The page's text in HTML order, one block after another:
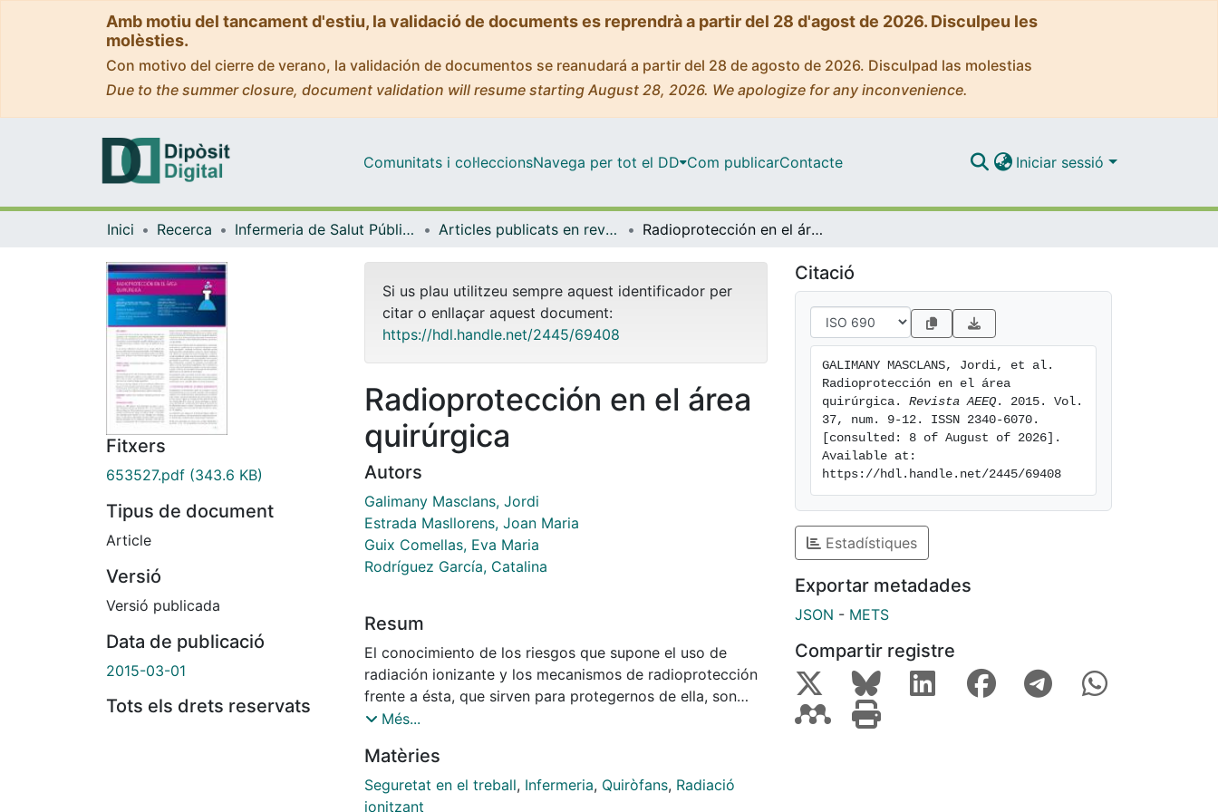
Amb motiu del tancament d'estiu, la validació de documents es reprendrà a partir del 28 d'agost de 2026. Disculpeu les
molèsties.
Con motivo del cierre de verano, la validación de documentos se reanudará a partir del 28 de agosto de 2026. Disculpad las molestias
Due to the summer closure, document validation will resume starting August 28, 2026. We apologize for any inconvenience.
Comunitats i col·leccionsNavega per tot el DD Com publicarContacte Iniciar sessió
Inici Recerca Infermeria de Salut Pública, Salut Mental i Maternoinfantil Articles publicats en revistes (Infermeria de Salut Pública, Salut mental i Maternoinfantil) Radioprotección en el área quirúrgica
Fitxers
653527.pdf (343.6 KB)
Tipus de document
Article
Versió
Versió publicada
Data de publicació
2015-03-01
Tots els drets reservats
Si us plau utilitzeu sempre aquest identificador per
citar o enllaçar aquest document:
https://hdl.handle.net/2445/69408
Radioprotección en el área
quirúrgica
Autors
Galimany Masclans, Jordi
Estrada Masllorens, Joan Maria
Guix Comellas, Eva Maria
Rodríguez García, Catalina
Resum
El conocimiento de los riesgos que supone el uso de
radiación ionizante y los mecanismos de radioprotección
frente a ésta, que sirven para protegernos de ella, son
útiles para proteger a los pacientes y para responder a
utilizan como base de obtención de la imagen. El uso de
las radiaciones ionizantes es un riesgo laboral más para
las enfermeras en el entorno quirúrgico, éstas deben
Més...
Matèries
Seguretat en el treball, Infermeria, Quiròfans, Radiació
ionitzant
Citació
GALIMANY MASCLANS, Jordi, et al.
Radioprotección en el área
quirúrgica. Revista AEEQ . 2015. Vol.
37, num. 9-12. ISSN 2340-6070.
[consulted: 8 of August of 2026].
Available at:
https://hdl.handle.net/2445/69408
Estadístiques
Exportar metadades
JSON - METS
Compartir registre